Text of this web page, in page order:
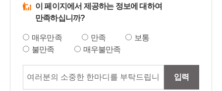
이 페이지에서 제공하는 정보에 대하여
만족하십니까?
매우만족 만족
보통
불만족
매우불만족
입력